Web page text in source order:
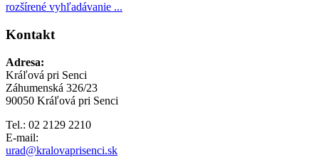
rozšírené vyhľadávanie ...
Kontakt
Adresa:
Kráľová pri Senci
Záhumenská 326/23
90050 Kráľová pri Senci
Tel.: 02 2129 2210
E-mail:
urad@kralovaprisenci.sk